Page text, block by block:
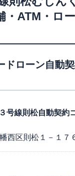
・ATM・ロ
ドローン自動
号線則松自動契約
西区則松１－１７